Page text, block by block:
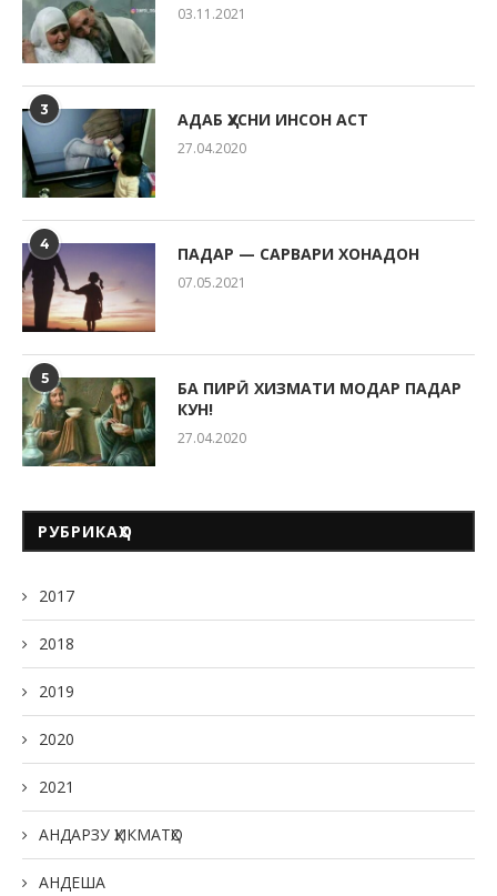
03.11.2021
3 АДАБ ҲУСНИ ИНСОН АСТ
27.04.2020
4 ПАДАР — САРВАРИ ХОНАДОН
07.05.2021
5
БА ПИРӢ ХИЗМАТИ МОДАР ПАДАР
КУН!
27.04.2020
РУБРИКАҲО
2017
2018
2019
2020
2021
АНДАРЗУ ҲИКМАТҲО
АНДЕША